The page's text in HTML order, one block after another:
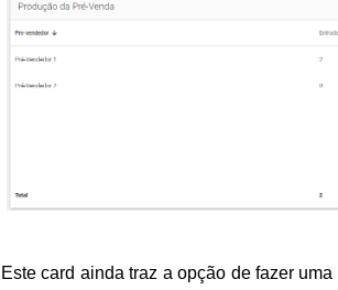
Este card ainda traz a opção de fazer